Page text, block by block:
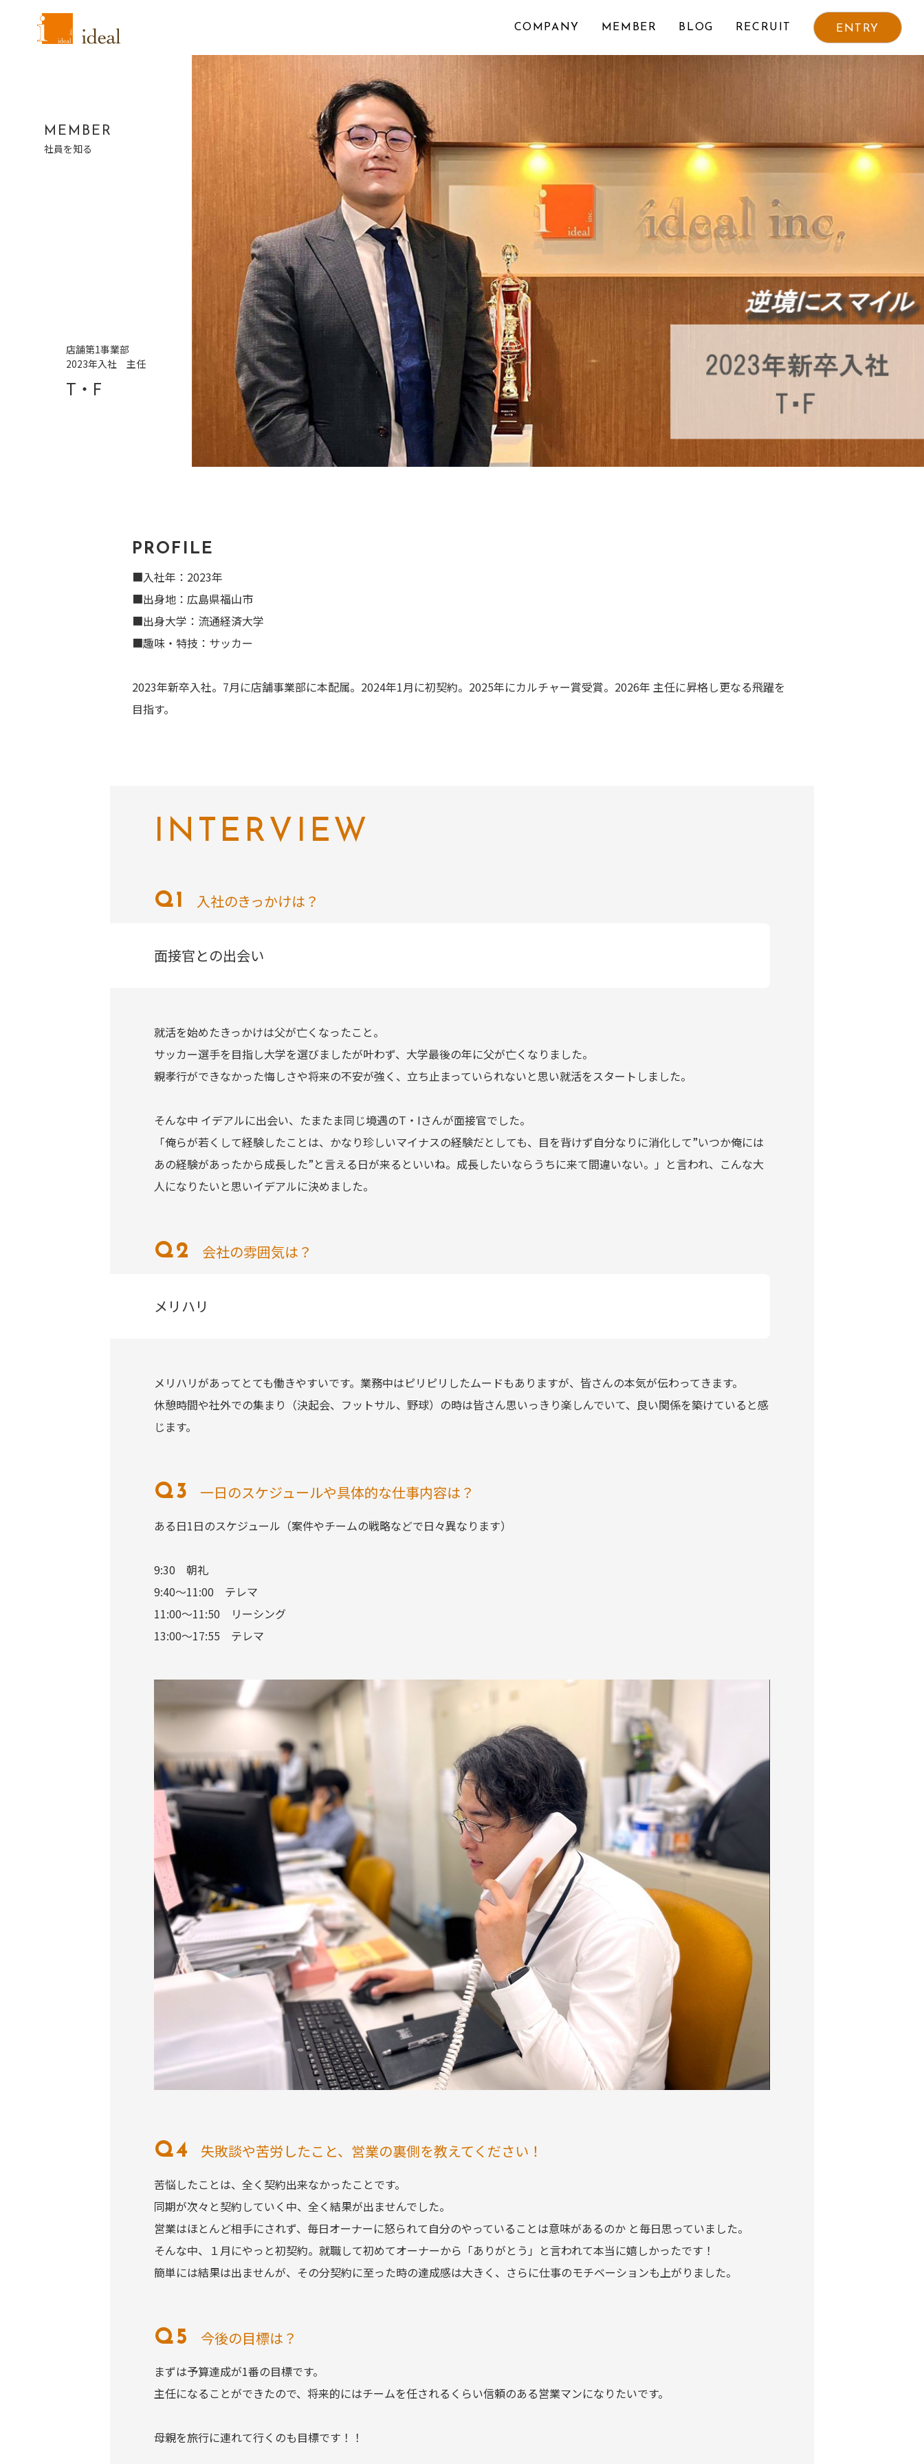
COMPANY MEMBER BLOG RECRUIT ENTRY
MEMBER
社員を知る
店舗第1事業部
2023年入社 主任
T・F
PROFILE
■入社年：2023年
■出身地：広島県福山市
■出身大学：流通経済大学
■趣味・特技：サッカー
2023年新卒入社。7月に店舗事業部に本配属。2024年1月に初契約。2025年にカルチャー賞受賞。2026年 主任に昇格し更なる飛躍を
目指す。
INTERVIEW
入社のきっかけは？
面接官との出会い
就活を始めたきっかけは父が亡くなったこと。
サッカー選手を目指し大学を選びましたが叶わず、大学最後の年に父が亡くなりました。
親孝行ができなかった悔しさや将来の不安が強く、立ち止まっていられないと思い就活をスタートしました。
そんな中 イデアルに出会い、たまたま同じ境遇のT・Iさんが面接官でした。
「俺らが若くして経験したことは、かなり珍しいマイナスの経験だとしても、目を背けず自分なりに消化して”いつか俺には
あの経験があったから成長した”と言える日が来るといいね。成長したいならうちに来て間違いない。」と言われ、こんな大
人になりたいと思いイデアルに決めました。
会社の雰囲気は？
メリハリ
メリハリがあってとても働きやすいです。業務中はピリピリしたムードもありますが、皆さんの本気が伝わってきます。
休憩時間や社外での集まり（決起会、フットサル、野球）の時は皆さん思いっきり楽しんでいて、良い関係を築けていると感
じます。
一日のスケジュールや具体的な仕事内容は？
ある日1日のスケジュール（案件やチームの戦略などで日々異なります）
9:30 朝礼
9:40～11:00 テレマ
11:00～11:50 リーシング
13:00～17:55 テレマ
失敗談や苦労したこと、営業の裏側を教えてください！
苦悩したことは、全く契約出来なかったことです。
同期が次々と契約していく中、全く結果が出ませんでした。
営業はほとんど相手にされず、毎日オーナーに怒られて自分のやっていることは意味があるのか と毎日思っていました。
そんな中、１月にやっと初契約。就職して初めてオーナーから「ありがとう」と言われて本当に嬉しかったです！
簡単には結果は出ませんが、その分契約に至った時の達成感は大きく、さらに仕事のモチベーションも上がりました。
今後の目標は？
まずは予算達成が1番の目標です。
主任になることができたので、将来的にはチームを任されるくらい信頼のある営業マンになりたいです。
母親を旅行に連れて行くのも目標です！！